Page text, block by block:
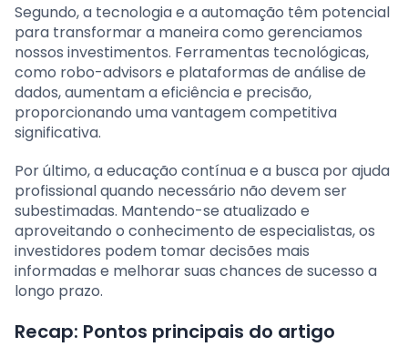
Segundo, a tecnologia e a automação têm potencial
para transformar a maneira como gerenciamos
nossos investimentos. Ferramentas tecnológicas,
como robo-advisors e plataformas de análise de
dados, aumentam a eficiência e precisão,
proporcionando uma vantagem competitiva
significativa.
Por último, a educação contínua e a busca por ajuda
profissional quando necessário não devem ser
subestimadas. Mantendo-se atualizado e
aproveitando o conhecimento de especialistas, os
investidores podem tomar decisões mais
informadas e melhorar suas chances de sucesso a
longo prazo.
Recap: Pontos principais do artigo